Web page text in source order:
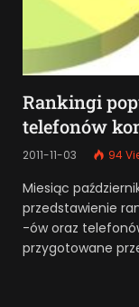
Rankingi
telefonów
2011-11-03 94
Miesiąc
przedstawienie
-ów oraz
przygotowane